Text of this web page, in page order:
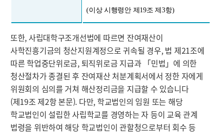
(이상 시행령안 제19조 제3항)
또한, 사립대학구조개선법에 따르면 잔여재산이
사학진흥기금의 청산지원계정으로 귀속될 경우, 법 제21조에
따른 학업중단위로금, 퇴직위로금 지급과 「민법」에 의한
청산절차가 종결된 후 잔여재산 처분계획서에서 정한 자에게
위원회의 심의를 거쳐 해산정리금을 지급할 수 있습니다
(제19조 제2항 본문). 다만, 학교법인의 임원 또는 해당
학교법인이 설립한 사립학교를 경영하는 자 등이 교육 관계
법령을 위반하여 해당 학교법인이 관할청으로부터 회수 등